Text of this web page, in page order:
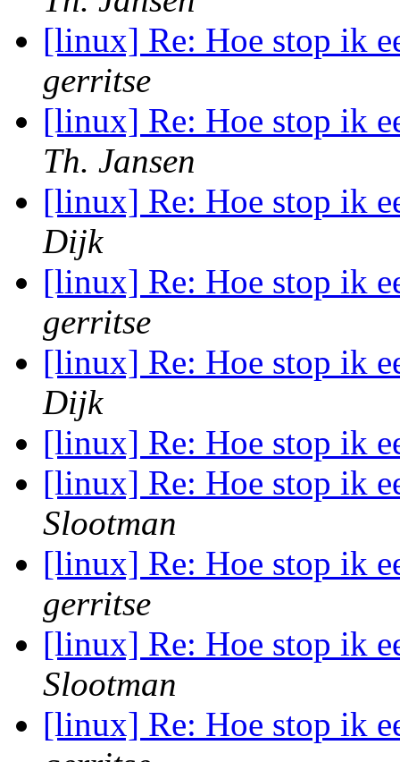
[linux] Re: Hoe stop ik
gerritse
[linux] Re: Hoe stop ik
Th. Jansen
[linux] Re: Hoe stop ik
Dijk
[linux] Re: Hoe stop ik
gerritse
[linux] Re: Hoe stop ik
Dijk
[linux] Re: Hoe stop ik
[linux] Re: Hoe stop ik
Slootman
[linux] Re: Hoe stop ik
gerritse
[linux] Re: Hoe stop ik
Slootman
[linux] Re: Hoe stop ik